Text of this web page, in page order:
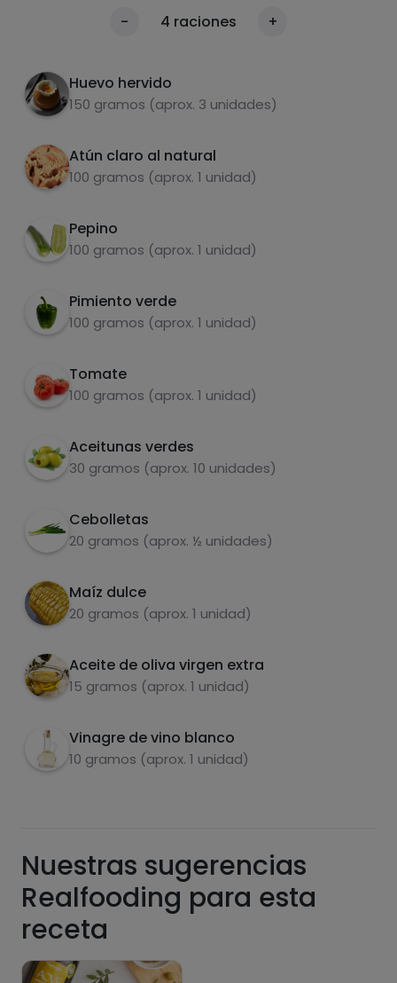
- 4 raciones +
Huevo hervido
150 gramos (aprox. 3 unidades)
Atún claro al natural
100 gramos (aprox. 1 unidad)
Pepino
100 gramos (aprox. 1 unidad)
Pimiento verde
100 gramos (aprox. 1 unidad)
Tomate
100 gramos (aprox. 1 unidad)
Aceitunas verdes
30 gramos (aprox. 10 unidades)
Cebolletas
20 gramos (aprox. ½ unidades)
Maíz dulce
20 gramos (aprox. 1 unidad)
Aceite de oliva virgen extra
15 gramos (aprox. 1 unidad)
Vinagre de vino blanco
10 gramos (aprox. 1 unidad)
Corta todos los ingredientes en daditos.
Carbohidratos Proteínas
Azúcares
Grasas
Hazte PLUS para ver la información nutricional
funcionalidades PLUS.
Pásate al PLUS
Nuestras sugerencias
Realfooding para esta
receta